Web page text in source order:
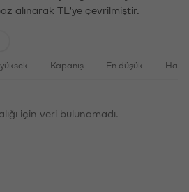
alınarak TL'ye çevrilmiştir.
Kapanış En düşük
için veri bulunamadı.